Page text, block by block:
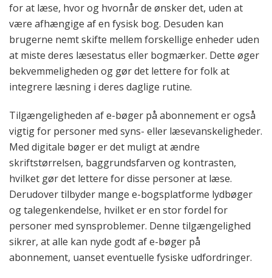
for at læse, hvor og hvornår de ønsker det, uden at
være afhængige af en fysisk bog. Desuden kan
brugerne nemt skifte mellem forskellige enheder uden
at miste deres læsestatus eller bogmærker. Dette øger
bekvemmeligheden og gør det lettere for folk at
integrere læsning i deres daglige rutine.
Tilgængeligheden af e-bøger på abonnement er også
vigtig for personer med syns- eller læsevanskeligheder.
Med digitale bøger er det muligt at ændre
skriftstørrelsen, baggrundsfarven og kontrasten,
hvilket gør det lettere for disse personer at læse.
Derudover tilbyder mange e-bogsplatforme lydbøger
og talegenkendelse, hvilket er en stor fordel for
personer med synsproblemer. Denne tilgængelighed
sikrer, at alle kan nyde godt af e-bøger på
abonnement, uanset eventuelle fysiske udfordringer.